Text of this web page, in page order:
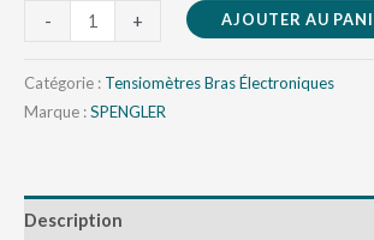
- + AJOUTER AU
Catégorie : Tensiomètres Bras Électroniques
Marque :SPENGLER
Description